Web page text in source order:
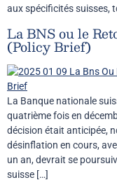
aux spécificités suisses,
La BNS ou le
(Policy Brief)
La Banque nationale
quatrième fois en
décision était anticipée,
désinflation en cours,
un an, devrait se
suisse […]